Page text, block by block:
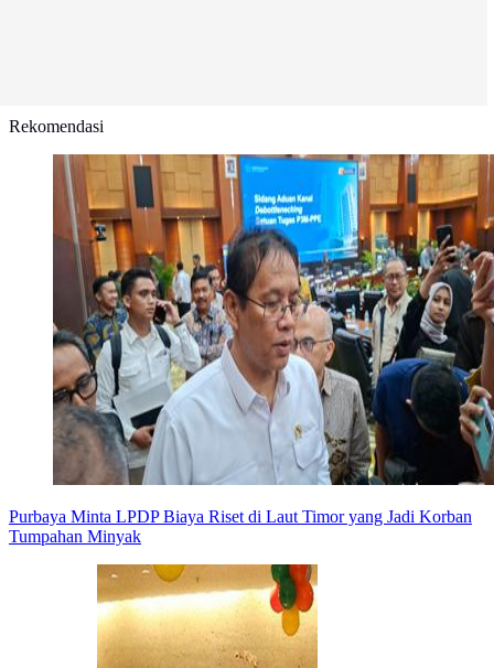
Rekomendasi
Purbaya Minta LPDP Biaya Riset di Laut Timor yang Jadi Korban
Tumpahan Minyak